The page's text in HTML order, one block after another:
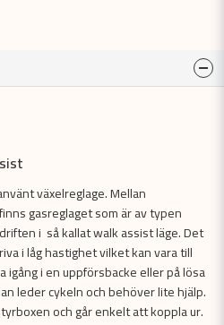
växelreglage. Mellan
gasreglaget som är av typen
i så kallat walk assist läge. Det
i låg hastighet vilket kan vara till
i en uppförsbacke eller på lösa
leder cykeln och behöver lite hjälp.
och går enkelt att koppla ur.